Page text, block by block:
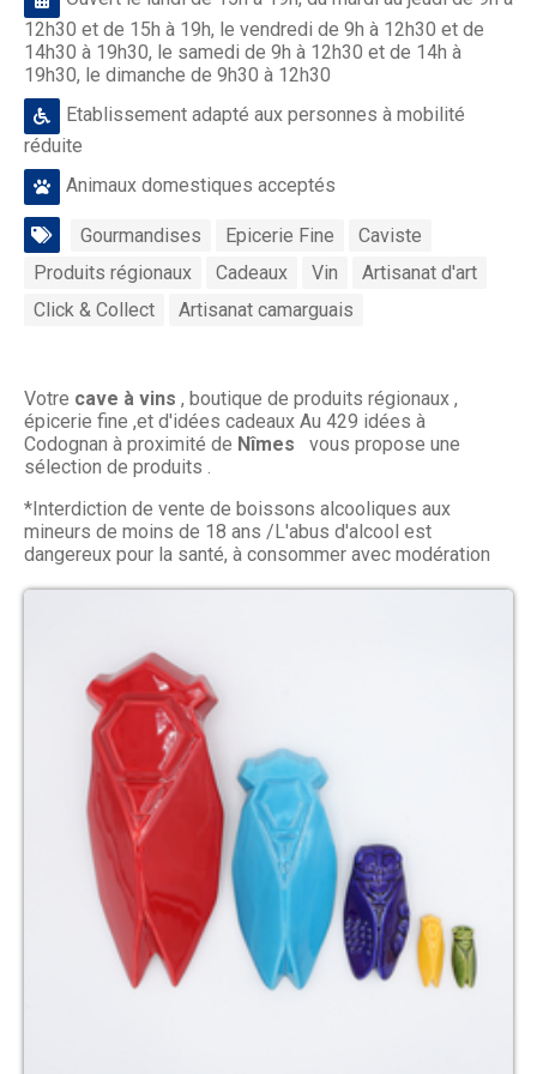
12h30 et de 15h à 19h, le vendredi de 9h à 12h30 et de
14h30 à 19h30, le samedi de 9h à 12h30 et de 14h à
19h30, le dimanche de 9h30 à 12h30
Etablissement adapté aux personnes à mobilité
réduite
Animaux domestiques acceptés
Gourmandises Epicerie Fine
Caviste
Produits régionaux
Cadeaux Vin
Artisanat d'art
Click & Collect
Artisanat camarguais
Votre cave à vins , boutique de produits régionaux ,
épicerie fine ,et d'idées cadeaux Au 429 idées à
Codognan à proximité de Nîmes vous propose une
sélection de produits .
*Interdiction de vente de boissons alcooliques aux
mineurs de moins de 18 ans /L'abus d'alcool est
dangereux pour la santé, à consommer avec modération